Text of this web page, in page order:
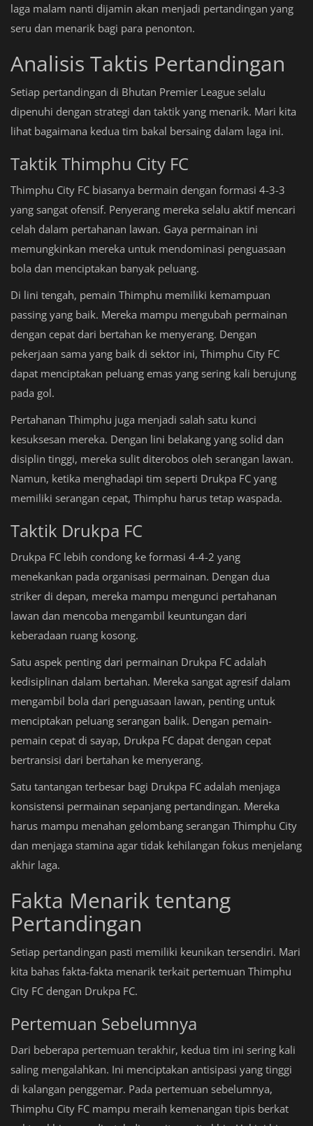
laga malam nanti dijamin akan menjadi pertandingan yang
seru dan menarik bagi para penonton.
Analisis Taktis Pertandingan
Setiap pertandingan di Bhutan Premier League selalu
dipenuhi dengan strategi dan taktik yang menarik. Mari kita
lihat bagaimana kedua tim bakal bersaing dalam laga ini.
Taktik Thimphu City FC
Thimphu City FC biasanya bermain dengan formasi 4-3-3
yang sangat ofensif. Penyerang mereka selalu aktif mencari
celah dalam pertahanan lawan. Gaya permainan ini
memungkinkan mereka untuk mendominasi penguasaan
bola dan menciptakan banyak peluang.
Di lini tengah, pemain Thimphu memiliki kemampuan
passing yang baik. Mereka mampu mengubah permainan
dengan cepat dari bertahan ke menyerang. Dengan
pekerjaan sama yang baik di sektor ini, Thimphu City FC
dapat menciptakan peluang emas yang sering kali berujung
pada gol.
Pertahanan Thimphu juga menjadi salah satu kunci
kesuksesan mereka. Dengan lini belakang yang solid dan
disiplin tinggi, mereka sulit diterobos oleh serangan lawan.
Namun, ketika menghadapi tim seperti Drukpa FC yang
memiliki serangan cepat, Thimphu harus tetap waspada.
Taktik Drukpa FC
Drukpa FC lebih condong ke formasi 4-4-2 yang
menekankan pada organisasi permainan. Dengan dua
striker di depan, mereka mampu mengunci pertahanan
lawan dan mencoba mengambil keuntungan dari
keberadaan ruang kosong.
Satu aspek penting dari permainan Drukpa FC adalah
kedisiplinan dalam bertahan. Mereka sangat agresif dalam
mengambil bola dari penguasaan lawan, penting untuk
menciptakan peluang serangan balik. Dengan pemain-
pemain cepat di sayap, Drukpa FC dapat dengan cepat
bertransisi dari bertahan ke menyerang.
Satu tantangan terbesar bagi Drukpa FC adalah menjaga
konsistensi permainan sepanjang pertandingan. Mereka
harus mampu menahan gelombang serangan Thimphu City
dan menjaga stamina agar tidak kehilangan fokus menjelang
akhir laga.
Fakta Menarik tentang
Pertandingan
Setiap pertandingan pasti memiliki keunikan tersendiri. Mari
kita bahas fakta-fakta menarik terkait pertemuan Thimphu
City FC dengan Drukpa FC.
Pertemuan Sebelumnya
Dari beberapa pertemuan terakhir, kedua tim ini sering kali
saling mengalahkan. Ini menciptakan antisipasi yang tinggi
di kalangan penggemar. Pada pertemuan sebelumnya,
Thimphu City FC mampu meraih kemenangan tipis berkat